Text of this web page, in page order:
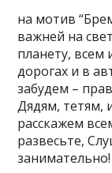
на мотив
важней на
планету, всем
дорогах и в
забудем –
Дядям, тетям,
расскажем
развесьте,
занимательно!